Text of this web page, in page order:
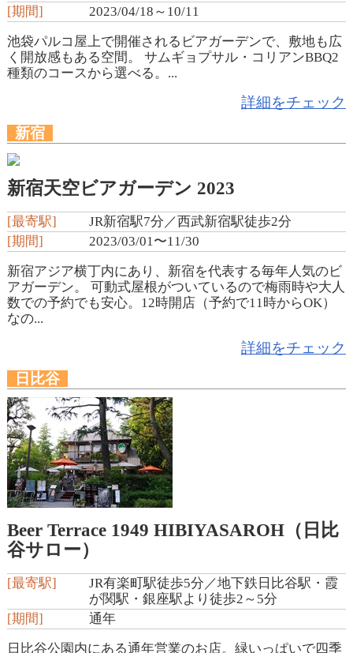
[期間]
2023/04/18～10/11
池袋パルコ屋上で開催されるビアガーデンで、敷地も広
く開放感もある空間。 サムギョプサル・コリアンBBQ2
種類のコースから選べる。...
詳細をチェック
新宿
新宿天空ビアガーデン 2023
[最寄駅]
JR新宿駅7分／西武新宿駅徒歩2分
[期間]
2023/03/01〜11/30
新宿アジア横丁内にあり、新宿を代表する毎年人気のビ
アガーデン。 可動式屋根がついているので梅雨時や大人
数での予約でも安心。12時開店（予約で11時からOK）
なの...
詳細をチェック
日比谷
Beer Terrace 1949 HIBIYASAROH（日比
谷サロー）
[最寄駅]
JR有楽町駅徒歩5分／地下鉄日比谷駅・霞
が関駅・銀座駅より徒歩2～5分
[期間]
通年
日比谷公園内にある通年営業のお店。緑いっぱいで四季